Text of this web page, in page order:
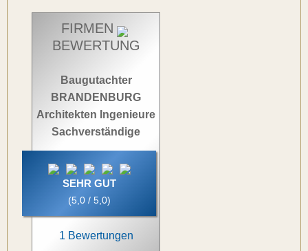
FIRMEN
BEWERTUNG
Baugutachter
BRANDENBURG
Architekten Ingenieure
Sachverständige
SEHR GUT
(5,0 / 5,0)
1 Bewertungen